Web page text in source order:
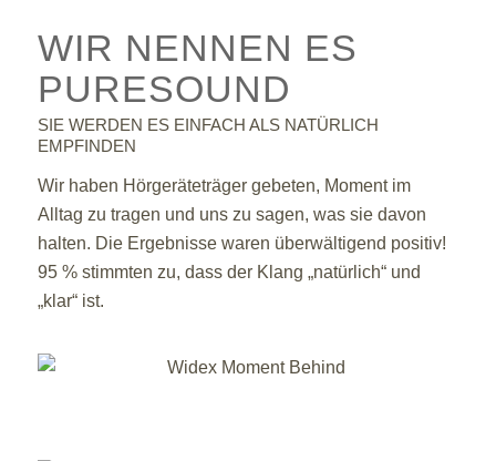
WIR NENNEN ES
PURESOUND
SIE WERDEN ES EINFACH ALS NATÜRLICH
EMPFINDEN
Wir haben Hörgeräteträger gebeten, Moment im
Alltag zu tragen und uns zu sagen, was sie davon
halten. Die Ergebnisse waren überwältigend positiv!
95 % stimmten zu, dass der Klang „natürlich“ und
„klar“ ist.